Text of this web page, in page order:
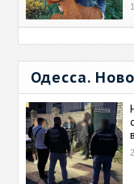
Одесса.